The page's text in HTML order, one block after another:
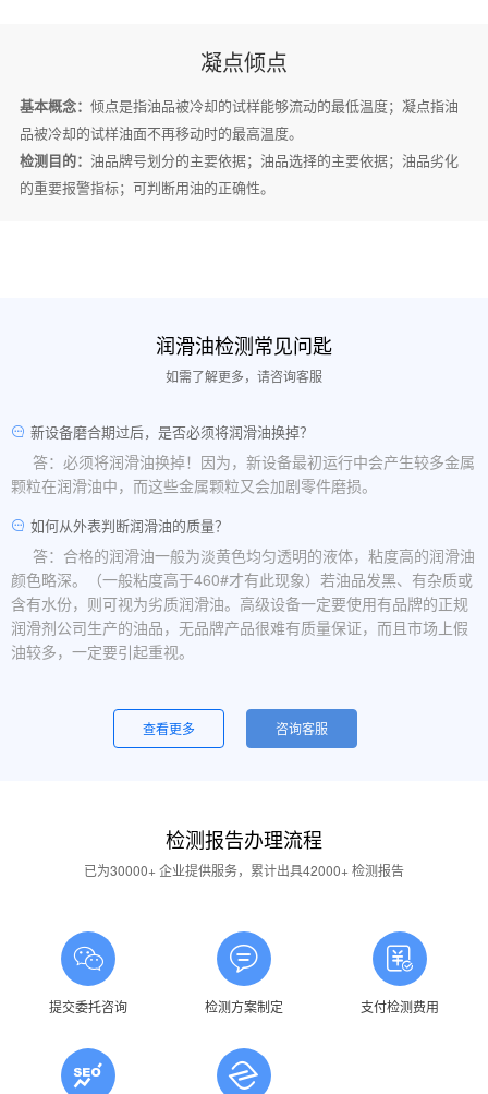
凝点倾点
基本概念： 倾点是指油品被冷却的试样能够流动的最低温度；凝点指油
品被冷却的试样油面不再移动时的最高温度。
检测目的： 油品牌号划分的主要依据；油品选择的主要依据；油品劣化
的重要报警指标；可判断用油的正确性。
润滑油检测常见问匙
如需了解更多，请咨询客服
新设备磨合期过后，是否必须将润滑油换掉？
答：必须将润滑油换掉！因为，新设备最初运行中会产生较多金属
颗粒在润滑油中，而这些金属颗粒又会加剧零件磨损。
如何从外表判断润滑油的质量？
答：合格的润滑油一般为淡黄色均匀透明的液体，粘度高的润滑油
颜色略深。（一般粘度高于460#才有此现象）若油品发黑、有杂质或
含有水份，则可视为劣质润滑油。高级设备一定要使用有品牌的正规
润滑剂公司生产的油品，无品牌产品很难有质量保证，而且市场上假
油较多，一定要引起重视。
一般是润滑油质量问题，合格的润滑油使用中不应出现大量泡沫，
用户不应采用会产生泡沫的润滑油。还有一个可能的原因是混油可能
答：一般情况下油品发白是由于油箱进水后造成的，是乳化现象，
应避免水进入润滑油箱体或避免雨水进入已开封的油桶中。具体操作
润滑油的号数是什么意思？
答：根据ISO标准，工业润滑油按40℃ 温度条件下测定的粘度分
为若干个粘度等级，数据越大则粘度越高，因此润滑油的号数指其粘
润滑油粘度高是否说明润滑油质量好？
查看更多 咨询客服
检测报告办理流程
已为30000+ 企业提供服务，累计出具42000+ 检测报告
提交委托咨询 检测方案制定 支付检测费用